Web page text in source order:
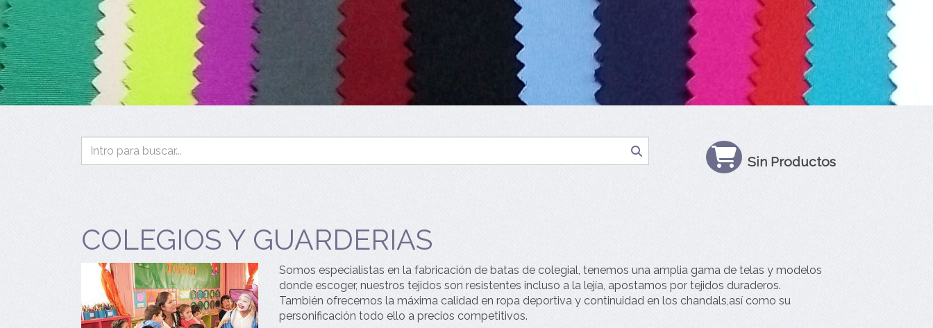
Sin Productos
COLEGIOS Y GUARDERIAS
Somos especialistas en la fabricación de batas de colegial, tenemos una amplia gama de telas y modelos
donde escoger, nuestros tejidos son resistentes incluso a la lejía, apostamos por tejidos duraderos.
También ofrecemos la máxima calidad en ropa deportiva y continuidad en los chandals,así como su
personificación todo ello a precios competitivos.